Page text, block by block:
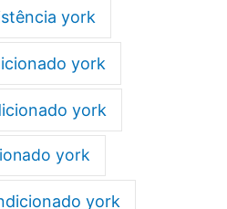
york
york
york
york
york